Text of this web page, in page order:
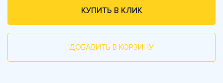
КУПИТЬ В КЛИК
ДОБАВИТЬ В КОРЗИНУ